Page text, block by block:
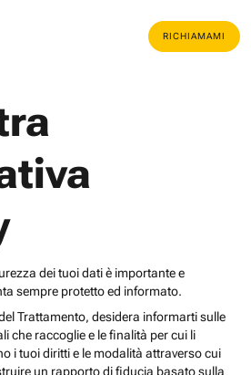
RICHIAMAMI
dei tuoi dati è importante e
sempre protetto ed informato.
Trattamento, desidera informarti sulle
che raccoglie e le finalità per cui li
i tuoi diritti e le modalità attraverso cui
un rapporto di fiducia basato sulla